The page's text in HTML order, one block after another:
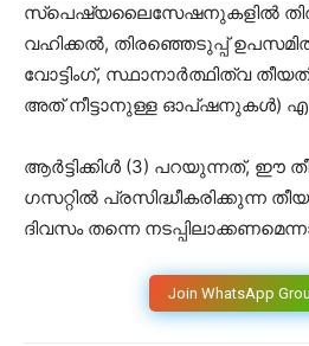
സ്പെഷ്യലൈസേഷനുകളിൽ
വഹിക്കൽ, തിരഞ്ഞെടുപ്പ്
വോട്ടിംഗ്, സ്ഥാനാർത്ഥിത്വ
അത് നീട്ടാനുള്ള ഓപ്ഷനുകൾ)
ആർട്ടിക്കിൾ (3) പറയുന്നത്, ഈ
ഗസറ്റിൽ പ്രസിദ്ധീകരിക്കുന്ന
ദിവസം തന്നെ
Join WhatsApp